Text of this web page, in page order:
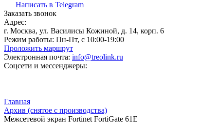
Написать в Telegram
Заказать звонок
Адрес:
г. Москва, ул. Василисы Кожиной, д. 14, корп. 6
Режим работы: Пн-Пт, с 10:00-19:00
Проложить маршрут
Электронная почта: info@treolink.ru
Соцсети и мессенджеры:
Главная
Архив (снятое с производства)
Межсетевой экран Fortinet FortiGate 61E